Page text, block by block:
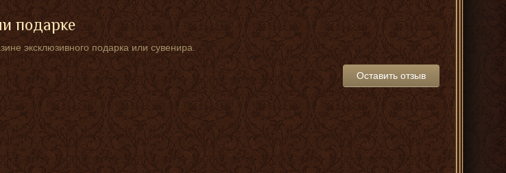
подарке
эксклюзивного подарка или сувенира.
Оставить отзыв